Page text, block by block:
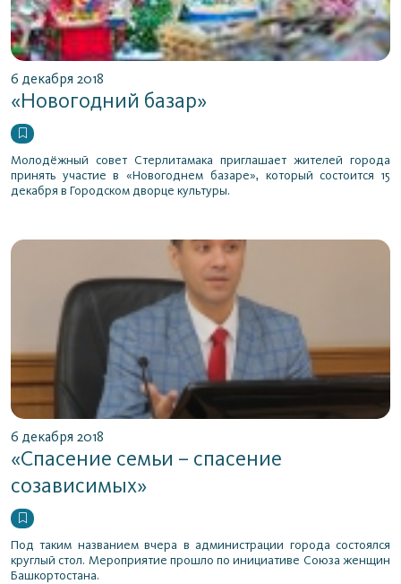
6 декабря 2018
«Новогодний базар»
Молодёжный совет Стерлитамака приглашает жителей города
принять участие в «Новогоднем базаре», который состоится 15
декабря в Городском дворце культуры.
6 декабря 2018
«Спасение семьи – спасение
созависимых»
Под таким названием вчера в администрации города состоялся
круглый стол. Мероприятие прошло по инициативе Союза женщин
Башкортостана.